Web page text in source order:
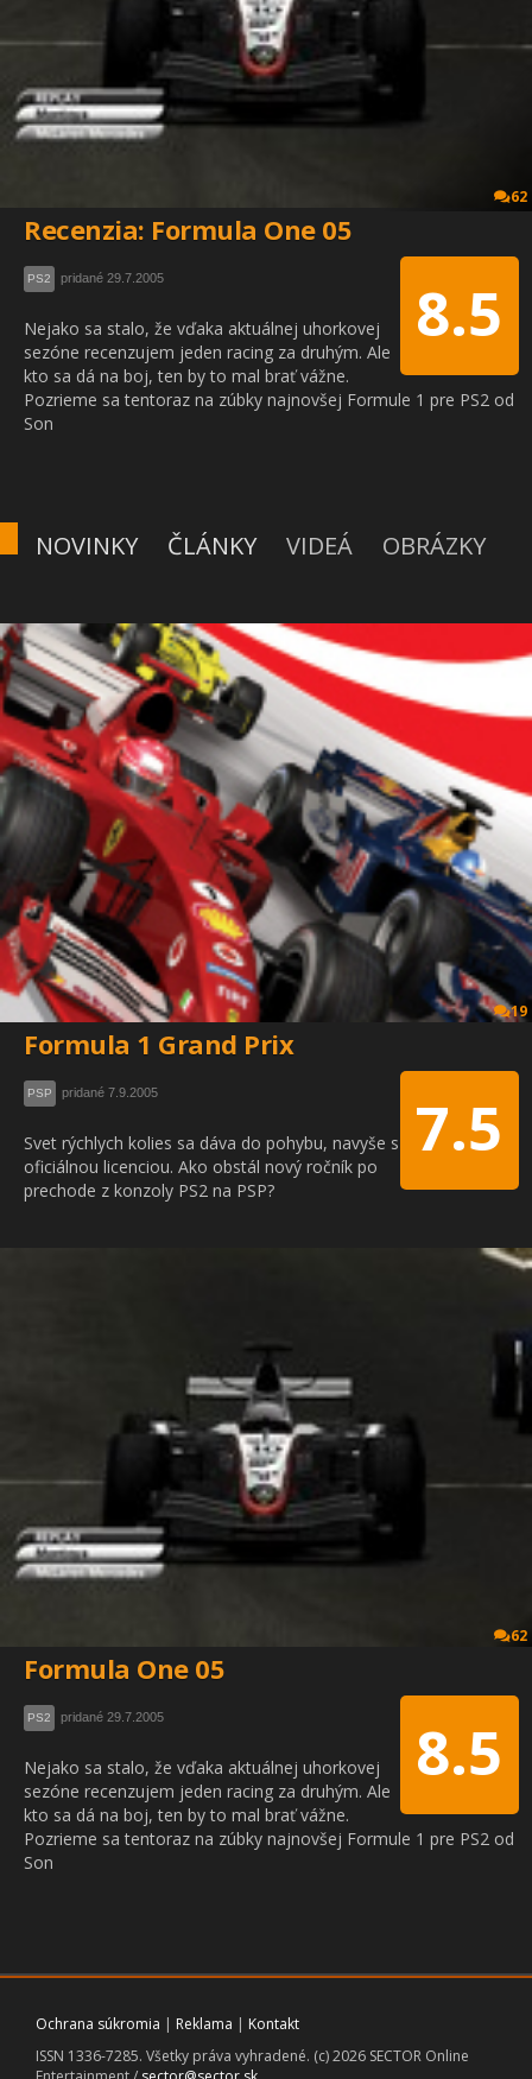
62
Recenzia: Formula One 05
8.5
PS2 pridané 29.7.2005
Nejako sa stalo, že vďaka aktuálnej uhorkovej
sezóne recenzujem jeden racing za druhým. Ale
kto sa dá na boj, ten by to mal brať vážne.
Pozrieme sa tentoraz na zúbky najnovšej Formule 1 pre PS2 od
Son
NOVINKY ČLÁNKY VIDEÁ OBRÁZKY
19
Formula 1 Grand Prix
7.5
PSP pridané 7.9.2005
Svet rýchlych kolies sa dáva do pohybu, navyše s
oficiálnou licenciou. Ako obstál nový ročník po
prechode z konzoly PS2 na PSP?
62
Formula One 05
8.5
PS2 pridané 29.7.2005
Nejako sa stalo, že vďaka aktuálnej uhorkovej
sezóne recenzujem jeden racing za druhým. Ale
kto sa dá na boj, ten by to mal brať vážne.
Pozrieme sa tentoraz na zúbky najnovšej Formule 1 pre PS2 od
Son
Ochrana súkromia | Reklama | Kontakt
ISSN 1336-7285. Všetky práva vyhradené. (c) 2026 SECTOR Online